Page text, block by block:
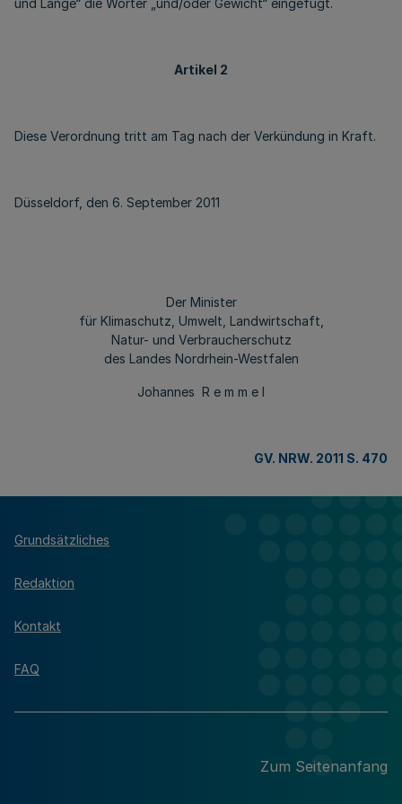
und Länge“ die Wörter „und/oder Gewicht“ eingefügt.
Artikel 2
Diese Verordnung tritt am Tag nach der Verkündung in Kraft.
Düsseldorf, den 6. September 2011
Der Minister
für Klimaschutz, Umwelt, Landwirtschaft,
Natur- und Verbraucherschutz
des Landes Nordrhein-Westfalen
Johannes R e m m e l
GV. NRW. 2011 S. 470
Grundsätzliches
Redaktion
Kontakt
FAQ
Zum Seitenanfang